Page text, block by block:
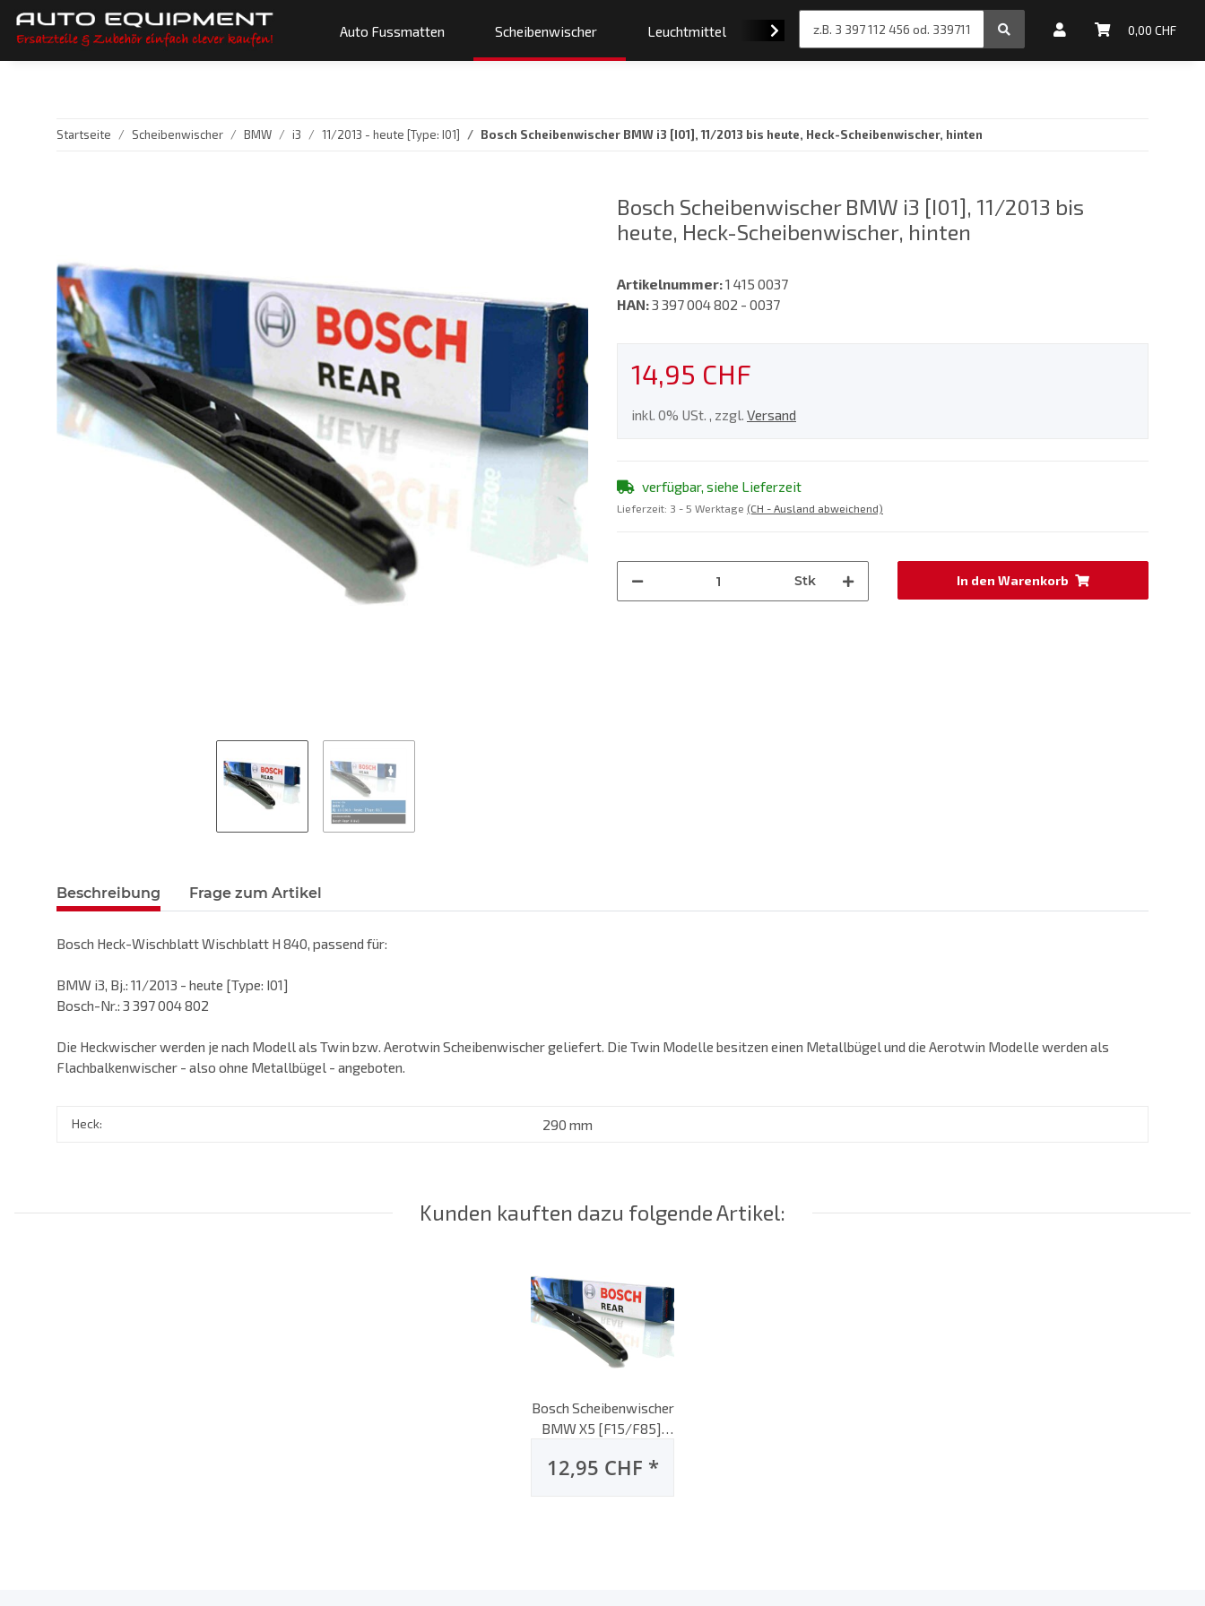
0,00 CHF
Auto Fussmatten Scheibenwischer Leuchtmittel Originale Motoröle
Startseite Scheibenwischer BMW i3 11/2013 - heute [Type: I01] Bosch Scheibenwischer BMW i3 [I01], 11/2013 bis heute, Heck-Scheibenwischer, hinten
Bosch Scheibenwischer BMW i3 [I01], 11/2013 bis
heute, Heck-Scheibenwischer, hinten
Artikelnummer:1 415 0037
HAN:3 397 004 802 - 0037
14,95 CHF
inkl. 0% USt. , zzgl. Versand
verfügbar, siehe Lieferzeit
Lieferzeit: 3 - 5 Werktage (CH - Ausland abweichend)
Stk In den Warenkorb
Beschreibung Frage zum Artikel
Bosch Heck-Wischblatt Wischblatt H 840, passend für:
BMW i3, Bj.: 11/2013 - heute [Type: I01]
Bosch-Nr.: 3 397 004 802
Die Heckwischer werden je nach Modell als Twin bzw. Aerotwin Scheibenwischer geliefert. Die Twin Modelle besitzen einen Metallbügel und die Aerotwin Modelle werden als
Flachbalkenwischer - also ohne Metallbügel - angeboten.
Heck: 290 mm
Kunden kauften dazu folgende Artikel:
Bosch Scheibenwischer
BMW X5 [F15/F85],
Heck-Scheibenwischer,
12,95 CHF *